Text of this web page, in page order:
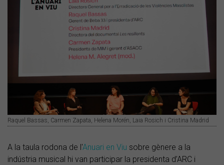
Raquel Bassas, Carmen Zapata, Helena Morén, Laia Rosich i Cristina Madrid
A la taula rodona de l'Anuari en Viu sobre gènere a la
indústria musical hi van participar la presidenta d’ARC i